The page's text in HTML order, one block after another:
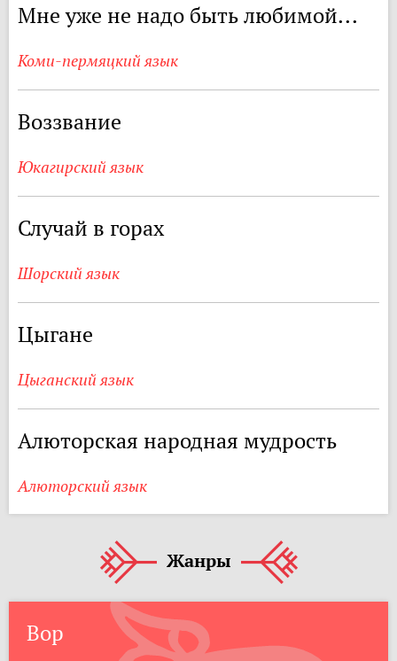
Мне уже не надо быть любимой...
Коми-пермяцкий язык
Воззвание
Юкагирский язык
Случай в горах
Шорский язык
Цыгане
Цыганский язык
Алюторская народная мудрость
Алюторский язык
Жанры
Вор